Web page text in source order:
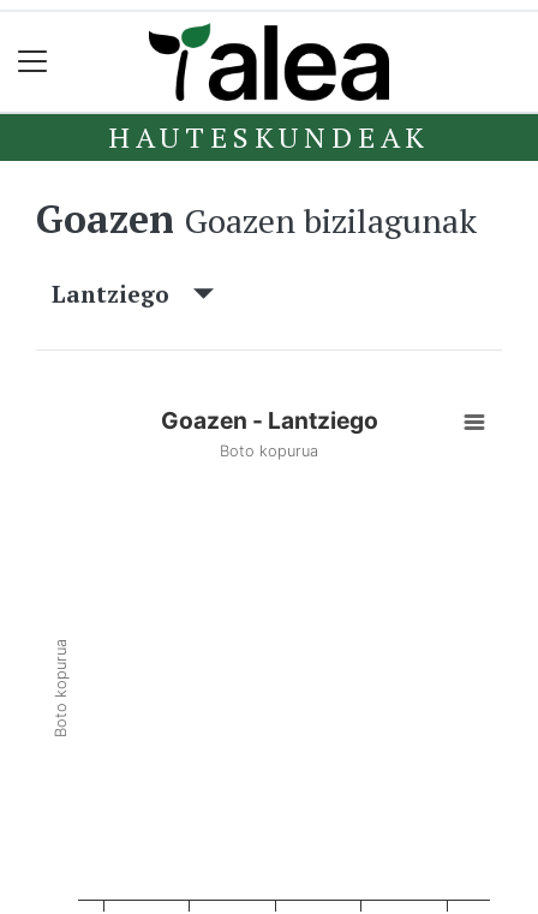
HAUTESKUNDEAK
Goazen Goazen bizilagunak
Lantziego
Boto kopurua
Goazen - Lantziego
Boto kopurua